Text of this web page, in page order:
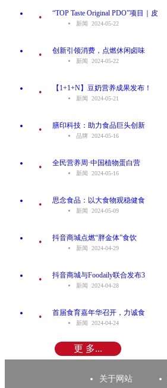
. “TOP Taste Original PDO”项目｜皮
新闻 2024-05-22
. 创新引领消费，点燃休闲卤味
新闻 2024-05-22
. 【1+1+N】豆奶营养成果发布！
新闻 2024-05-21
. 膳印科技：助力食品巨头创新
品牌 2024-05-16
. 全民营养周·中国植物蛋白营
新闻 2024-05-16
. 思念食品：以大食物观稳健食
新闻 2024-05-09
. 抖音商城点燃“胖金体”食饮
新闻 2024-04-29
. 抖音商城与Foodaily联合发布3
新闻 2024-04-28
. 首届食育嘉年华召开，力诚食
新闻 2024-04-24
更 多...
关于网站